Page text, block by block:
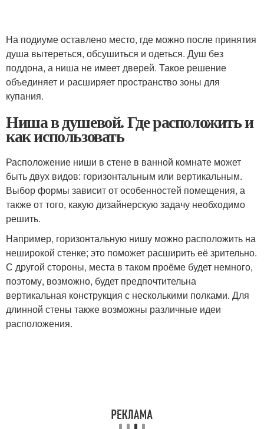
На подиуме оставлено место, где можно после принятия
душа вытереться, обсушиться и одеться. Душ без
поддона, а ниша не имеет дверей. Такое решение
объединяет и расширяет пространство зоны для
купания.
Ниша в душевой. Где расположить и
как использовать
Расположение ниши в стене в ванной комнате может
быть двух видов: горизонтальным или вертикальным.
Выбор формы зависит от особенностей помещения, а
также от того, какую дизайнерскую задачу необходимо
решить.
Например, горизонтальную нишу можно расположить на
неширокой стенке; это поможет расширить её зрительно.
С другой стороны, места в таком проёме будет немного,
поэтому, возможно, будет предпочтительна
вертикальная конструкция с несколькими полками. Для
длинной стены также возможны различные идеи
расположения.